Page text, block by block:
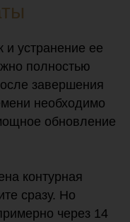
и устранение ее
полностью
завершения
необходимо
обновление
контурная
сразу. Но
через 14